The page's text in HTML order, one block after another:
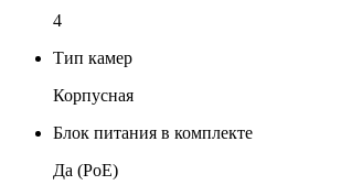
4
Тип камер
Корпусная
Блок питания в комплекте
Да (PoE)